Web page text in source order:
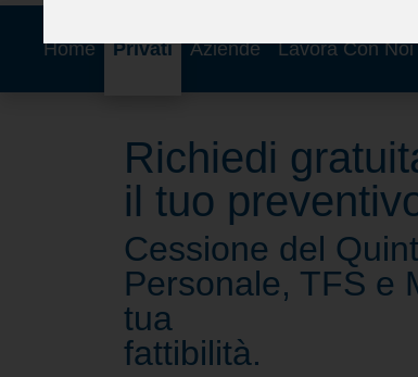
Home Privati Aziende Lavora Con Noi
Richiedi
il tuo
Cessione del
Personale, TFS e
tua
fattibilità.